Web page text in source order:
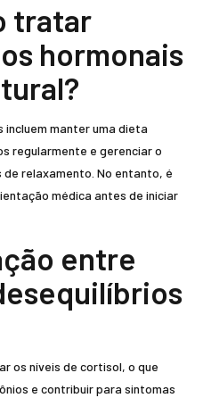
tratar
hormonais
incluem manter uma dieta
regularmente e gerenciar o
relaxamento. No entanto, é
médica antes de iniciar
entre
os níveis de cortisol, o que
e contribuir para sintomas